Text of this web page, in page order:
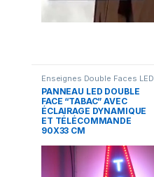
Enseignes Double Faces LED
PANNEAU LED DOUBLE
FACE “TABAC” AVEC
ÉCLAIRAGE DYNAMIQUE
ET TÉLÉCOMMANDE
90X33 CM